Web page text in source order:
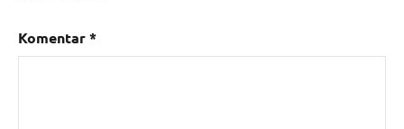
Komentar*